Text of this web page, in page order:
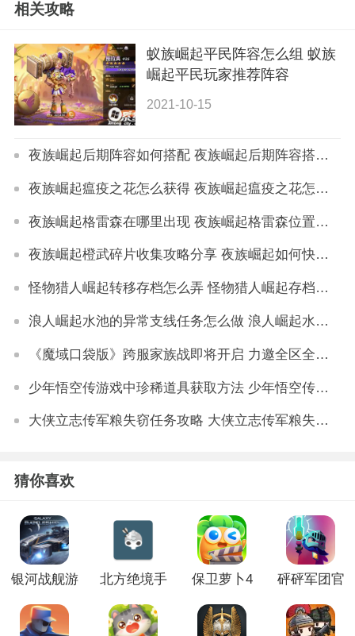
相关攻略
蚁族崛起平民阵容怎么组 蚁族
崛起平民玩家推荐阵容
2021-10-15
夜族崛起后期阵容如何搭配 夜族崛起后期阵容搭配推荐
夜族崛起瘟疫之花怎么获得 夜族崛起瘟疫之花怎么找
夜族崛起格雷森在哪里出现 夜族崛起格雷森位置详解
夜族崛起橙武碎片收集攻略分享 夜族崛起如何快速收集橙武碎片
怪物猎人崛起转移存档怎么弄 怪物猎人崛起存档怎么转移
浪人崛起水池的异常支线任务怎么做 浪人崛起水池的异常支线任务攻略分享
《魔域口袋版》跨服家族战即将开启 力邀全区全服家族兄弟参与
少年悟空传游戏中珍稀道具获取方法 少年悟空传游戏珍稀道具如何获取
大侠立志传军粮失窃任务攻略 大侠立志传军粮失窃任务如何做
猜你喜欢
银河战舰游
北方绝境手
保卫萝卜4
砰砰军团官